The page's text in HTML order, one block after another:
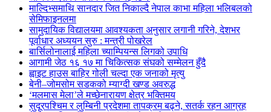
माल्दिभ्समाथि सानदार जित निकाल्दै नेपाल काभा महिला भलिबलको
सेमिफाइनलमा
सामुदायिक विद्यालयमा आवश्यकता अनुसार लगानी गरिने, देशभर
पूर्वाधार अध्ययन सुरु : मन्त्री पोखरेल
बार्सिलोनालाई महिला च्याम्पियन्स लिगको उपाधि
आगामी जेठ १६ १७ मा चिकित्सक संघको सम्मेलन हुँदै
ह्वाइट हाउस बाहिर गोली चल्दा एक जनाको मृत्यु
बेनी–जोमसोम सडकको म्याग्दी खण्ड अवरुद्ध
‘मलमास मेला’ले मच्छेनारायण क्षेत्र भक्तिमय
सुदूरपश्चिम र लुम्बिनी प्रदेशमा तापक्रम बढ्ने, सतर्क रहन आग्रह